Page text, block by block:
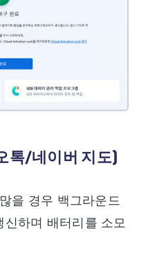
톡/네이버 지도)
을 경우 백그라운드
하며 배터리를 소모